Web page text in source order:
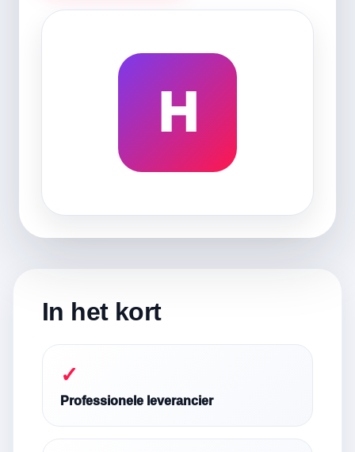
H
In het kort
✓
Professionele leverancier